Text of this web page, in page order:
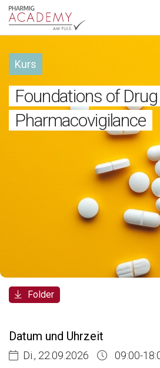
Hauptnavigation
Kurs
Foundations of
Pharmacovigilance
Breadcrumb
Aktuelle Veranstaltungen
Folder
Datum und Uhrzeit
Di., 22.09.2026
09:00-